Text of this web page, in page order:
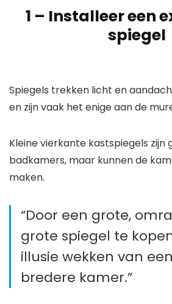
1 – Installeer een
spiegel
Spiegels trekken licht en
en zijn vaak het enige aan de
Kleine vierkante kastspiegels zijn
badkamers, maar kunnen de
maken.
“Door een grote,
grote spiegel te
illusie wekken van
bredere kamer.”